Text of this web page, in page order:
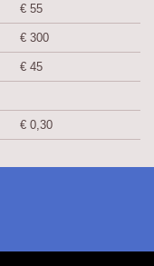
€ 55
€ 300
€ 45
€ 0,30